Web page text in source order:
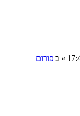
» ב פורום